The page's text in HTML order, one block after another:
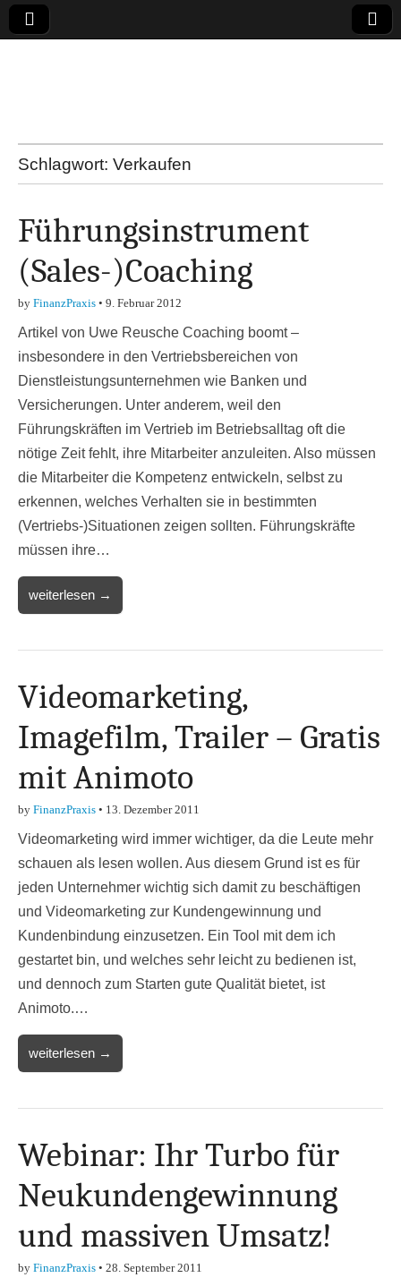
den Themen
Finanzen,
Marketing-, Vertrieb-
& Investment-Tipps
Schlagwort: Verkaufen
Führungsinstrument
(Sales-)Coaching
by FinanzPraxis • 9. Februar 2012
Artikel von Uwe Reusche Coaching boomt –
insbesondere in den Vertriebsbereichen von
Dienstleistungsunternehmen wie Banken und
Versicherungen. Unter anderem, weil den
Führungskräften im Vertrieb im Betriebsalltag oft die
nötige Zeit fehlt, ihre Mitarbeiter anzuleiten. Also müssen
die Mitarbeiter die Kompetenz entwickeln, selbst zu
erkennen, welches Verhalten sie in bestimmten
(Vertriebs-)Situationen zeigen sollten. Führungskräfte
müssen ihre…
weiterlesen →
Videomarketing,
Imagefilm, Trailer – Gratis
mit Animoto
by FinanzPraxis • 13. Dezember 2011
Videomarketing wird immer wichtiger, da die Leute mehr
schauen als lesen wollen. Aus diesem Grund ist es für
jeden Unternehmer wichtig sich damit zu beschäftigen
und Videomarketing zur Kundengewinnung und
Kundenbindung einzusetzen. Ein Tool mit dem ich
gestartet bin, und welches sehr leicht zu bedienen ist,
und dennoch zum Starten gute Qualität bietet, ist
Animoto.…
weiterlesen →
Webinar: Ihr Turbo für
Neukundengewinnung
und massiven Umsatz!
by FinanzPraxis • 28. September 2011